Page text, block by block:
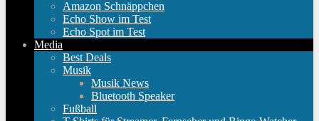
Amazon Schnäppchen
Echo Show im Test
Echo Spot im Test
Media
Best Deals
Musik
Musik News
Bluetooth Speaker
Fußball